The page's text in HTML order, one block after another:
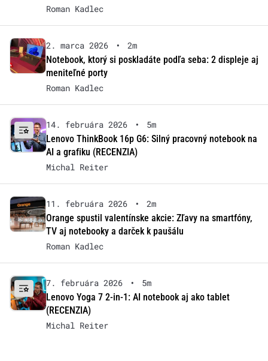
Roman Kadlec
2. marca 2026 •
2m
Notebook, ktorý si poskladáte podľa seba: 2 displeje aj
meniteľné porty
Roman Kadlec
14. februára 2026 •
5m
Lenovo ThinkBook 16p G6: Silný pracovný notebook na
AI a grafiku (RECENZIA)
Michal Reiter
11. februára 2026 •
2m
Orange spustil valentínske akcie: Zľavy na smartfóny,
TV aj notebooky a darček k paušálu
Roman Kadlec
7. februára 2026 •
5m
Lenovo Yoga 7 2-in-1: AI notebook aj ako tablet
(RECENZIA)
Michal Reiter